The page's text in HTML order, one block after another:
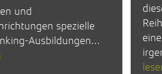
und
spezielle
Ausbildungen...